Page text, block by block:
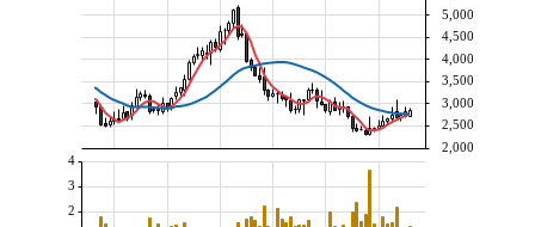
2,000
2,500
3,000
3,500
4,000
4,500
5,000
2
3
4